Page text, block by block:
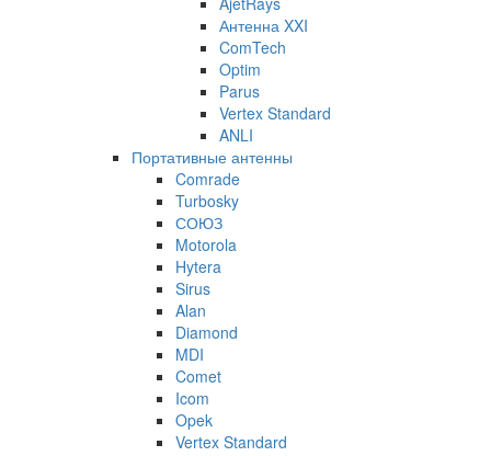
Антенна XXI
ComTech
Optim
Parus
Vertex Standard
ANLI
Портативные антенны
Comrade
Turbosky
СОЮЗ
Motorola
Hytera
Sirus
Alan
Diamond
MDI
Comet
Icom
Opek
Vertex Standard